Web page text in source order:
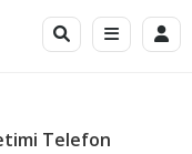
Telefon